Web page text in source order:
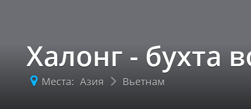
Халонг - бухта
Места: Азия Вьетнам